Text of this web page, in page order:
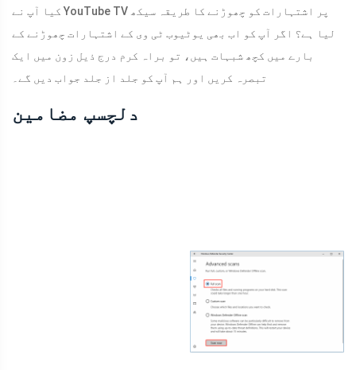
کیا آپ نے YouTube TV پر اشتہارات کو چھوڑنے کا طریقہ سیکھ
لیا ہے؟ اگر آپ کو اب بھی یوٹیوب ٹی وی کے اشتہارات چھوڑنے کے
بارے میں کچھ شبہات ہیں، تو براہ کرم درج ذیل زون میں ایک
تبصرہ کریں اور ہم آپ کو جلد از جلد جواب دیں گے۔
دلچسپ مضامین